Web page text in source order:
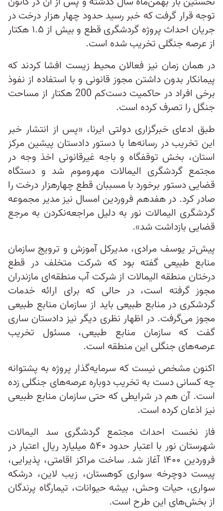
توجه قرار گرفت که خبر رسید حدود چهار هزار درخت در
جریان احداث پروژه گردشگری قطع و بیش از ۱.۵ هکتار
از عرصه جنگلی تخریب شده است.
در همان زمان نیز فعالان محیط زیست افشا کردند که
پیمانکار بدون داشتن مجوز قانونی و با استفاده از نفوذ
برخی افراد در حاکمیت دست‌کم 200 هکتار از مساحت
جنگل را تصرف کرده است.
طبق ادعای خبرگزاری دولتی ایرنا، «پس از انتشار خبر
این تخریب در رسانه‌ها با دستور دادستان پیشین مرکز
استان، بخش توقفگاه و باجه غیرقانونی اخذ وجه در
مجتمع گردشگری الیمالات مهروموم شد و دستگاه
قضایی دستور برخورد با مسببان قطع چهارهزار درخت را
صادر کرد. در هفدهم فروردین امسال نیز مدیر مجموعه
گردشگری الیمالات نور به دلیل مراجعه‌نکردن به مرجع
قضایی بازداشت شد».
پیش‌تر یوسف مرادی، مدیرکل آموزش و ترویج سازمان
منابع طبیعی گفته بود که شرکت متخلف در قطع
درختان منطقه الیمالات از شرکت آب منطقه‌ای مازندران
مجوز گرفته است، در حالی که برای ارائه خدمات
گردشکری در منابع طبیعی باید از سازمان منابع طبیعی
مجوز می‌گرفت. در اظهار نظری دیگر نیز دادستان ساری
گفت که سازمان منابع طبیعی، مسئول تخریب
عرصه‌های جنگلی این منطقه است.
اکنون مشخص نیست که سرمایه‌گذار پروژه به پشتوانه
چه کسانی دست به تخریب دوباره عرصه‌های جنگلی زده
است. آن‌ هم در شرایطی که حتی سازمان منابع طبیعی
نیز اذعان کرده است.
فاز نخست احداث مجتمع گردشگری سد الیمالات
شهرستان نور با اعتبار حدود ۵۴۰ میلیارد ریال اعتبار در
فروردین ۱۴۰۰ آغاز شد. ساخت مراکز اقامتی، پذیرایی،
پیست دوچرخه سواری کوهستان، زیب لاین، درشکه
سواری، حیات وحش، بیشه حیوانات، تیمارگاه پرندگان
از بخش‌های این طرح است.